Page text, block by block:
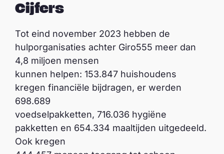
Cijfers
Tot eind november 2023 hebben de
hulporganisaties achter Giro555 meer dan
4,8 miljoen mensen
kunnen helpen: 153.847 huishoudens
kregen financiële bijdragen, er werden
698.689
voedselpakketten, 716.036 hygiëne
pakketten en 654.334 maaltijden uitgedeeld.
Ook kregen